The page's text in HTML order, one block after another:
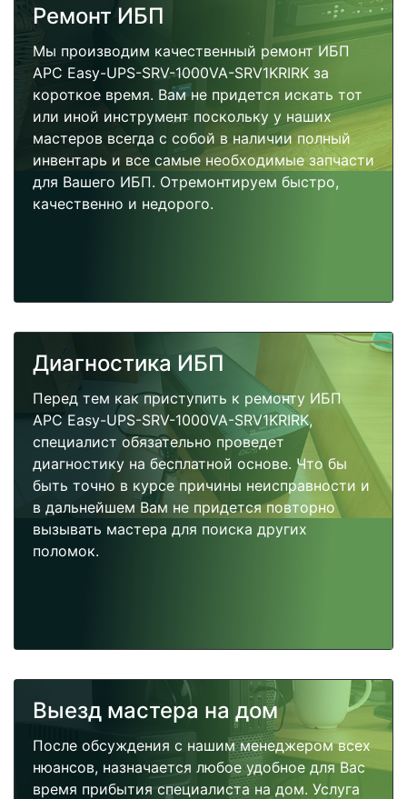
Ремонт ИБП
Мы производим качественный ремонт ИБП
APC Easy-UPS-SRV-1000VA-SRV1KRIRK за
короткое время. Вам не придется искать тот
или иной инструмент поскольку у наших
мастеров всегда с собой в наличии полный
инвентарь и все самые необходимые запчасти
для Вашего ИБП. Отремонтируем быстро,
качественно и недорого.
Диагностика ИБП
Перед тем как приступить к ремонту ИБП
APC Easy-UPS-SRV-1000VA-SRV1KRIRK,
специалист обязательно проведет
диагностику на бесплатной основе. Что бы
быть точно в курсе причины неисправности и
в дальнейшем Вам не придется повторно
вызывать мастера для поиска других
поломок.
Выезд мастера на дом
После обсуждения с нашим менеджером всех
нюансов, назначается любое удобное для Вас
время прибытия специалиста на дом. Услуга